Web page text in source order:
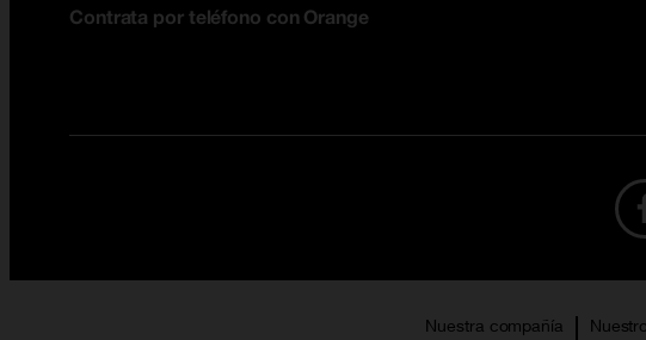
Contrata por teléfono con Orange
Nuestra compañía